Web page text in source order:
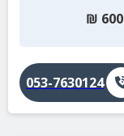
600
₪
053-7630124